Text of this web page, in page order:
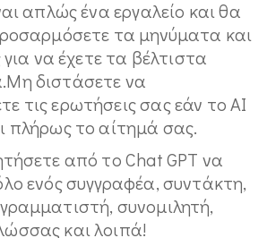
απλώς ένα εργαλείο και θα
τα μηνύματα και
για να έχετε τα βέλτιστα
διστάσετε να
τις ερωτήσεις σας εάν το AI
πλήρως το αίτημά σας.
από το Chat GPT να
ενός συγγραφέα, συντάκτη,
συνομιλητή,
και λοιπά!